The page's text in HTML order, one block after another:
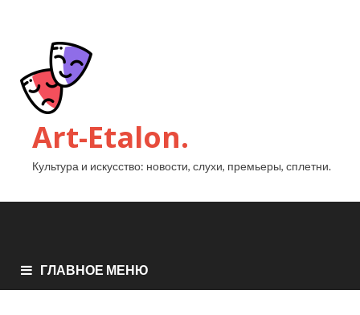
Art-Etalon.
Культура и искусство: новости, слухи, премьеры, сплетни.
ГЛАВНОЕ МЕНЮ